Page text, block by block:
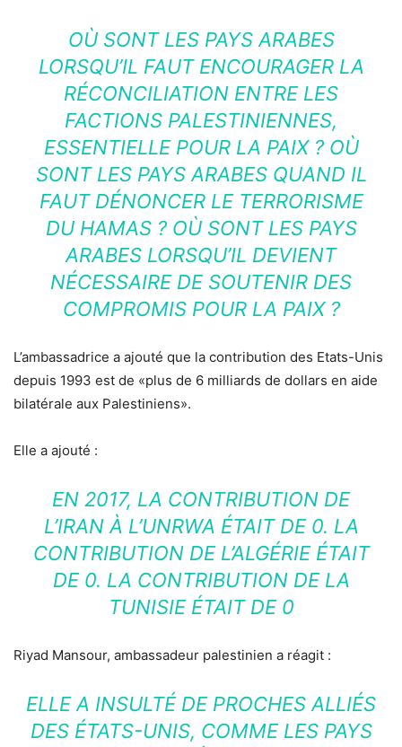
OÙ SONT LES PAYS ARABES
LORSQU’IL FAUT ENCOURAGER LA
RÉCONCILIATION ENTRE LES
FACTIONS PALESTINIENNES,
ESSENTIELLE POUR LA PAIX ? OÙ
SONT LES PAYS ARABES QUAND IL
FAUT DÉNONCER LE TERRORISME
DU HAMAS ? OÙ SONT LES PAYS
ARABES LORSQU’IL DEVIENT
NÉCESSAIRE DE SOUTENIR DES
COMPROMIS POUR LA PAIX ?
L’ambassadrice a ajouté que la contribution des Etats-Unis
depuis 1993 est de «plus de 6 milliards de dollars en aide
bilatérale aux Palestiniens».
Elle a ajouté :
EN 2017, LA CONTRIBUTION DE
L’IRAN À L’UNRWA ÉTAIT DE 0. LA
CONTRIBUTION DE L’ALGÉRIE ÉTAIT
DE 0. LA CONTRIBUTION DE LA
TUNISIE ÉTAIT DE 0
Riyad Mansour, ambassadeur palestinien a réagit :
ELLE A INSULTÉ DE PROCHES ALLIÉS
DES ÉTATS-UNIS, COMME LES PAYS